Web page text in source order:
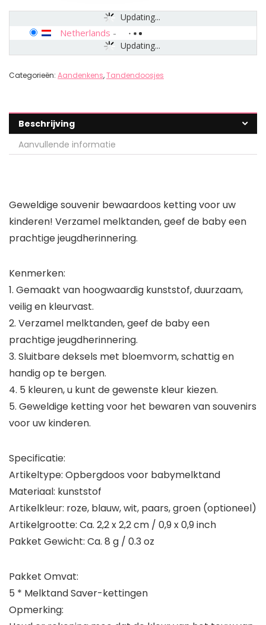
Updating...
Updating...
Netherlands -
Categorieën: Aandenkens,Tandendoosjes
Beschrijving
Aanvullende informatie
Geweldige souvenir bewaardoos ketting voor uw
kinderen! Verzamel melktanden, geef de baby een
prachtige jeugdherinnering.
Kenmerken:
1. Gemaakt van hoogwaardig kunststof, duurzaam,
veilig en kleurvast.
2. Verzamel melktanden, geef de baby een
prachtige jeugdherinnering.
3. Sluitbare deksels met bloemvorm, schattig en
handig op te bergen.
4. 5 kleuren, u kunt de gewenste kleur kiezen.
5. Geweldige ketting voor het bewaren van souvenirs
voor uw kinderen.
Specificatie:
Artikeltype: Opbergdoos voor babymelktand
Materiaal: kunststof
Artikelkleur: roze, blauw, wit, paars, groen (optioneel)
Artikelgrootte: Ca. 2,2 x 2,2 cm / 0,9 x 0,9 inch
Pakket Gewicht: Ca. 8 g / 0.3 oz
Pakket Omvat:
5 * Melktand Saver-kettingen
Opmerking: